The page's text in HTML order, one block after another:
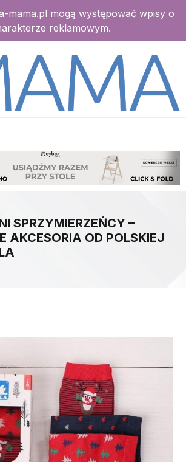
mama.pl mogą występować wpisy o
reklamowym.
SPRZYMIERZEŃCY –
AKCESORIA OD POLSKIEJ